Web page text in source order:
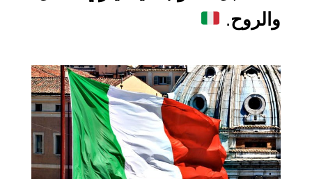
والروح.